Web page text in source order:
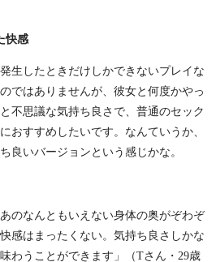
快感
生したときだけしかできないプレイな
ではありませんが、彼女と何度かやっ
不思議な気持ち良さで、普通のセック
おすすめしたいです。なんていうか、
良いバージョンという感じかな。
のなんともいえない身体の奥がぞわぞ
感はまったくない。気持ち良さしかな
わうことができます」（Tさん・29歳